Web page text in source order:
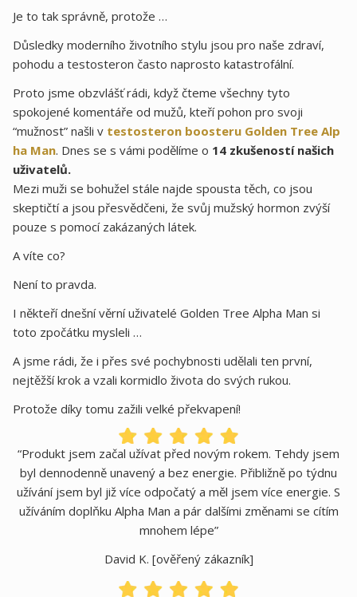
Je to tak správně, protože …
Důsledky moderního životního stylu jsou pro naše zdraví,
pohodu a testosteron často naprosto katastrofální.
Proto jsme obzvlášť rádi, když čteme všechny tyto
spokojené komentáře od mužů, kteří pohon pro svoji
“mužnost” našli v testosteron boosteru Golden Tree Alp
ha Man. Dnes se s vámi podělíme o 14 zkušeností našich
uživatelů.
Mezi muži se bohužel stále najde spousta těch, co jsou
skeptičtí a jsou přesvědčeni, že svůj mužský hormon zvýší
pouze s pomocí zakázaných látek.
A víte co?
Není to pravda.
I někteří dnešní věrní uživatelé Golden Tree Alpha Man si
toto zpočátku mysleli …
A jsme rádi, že i přes své pochybnosti udělali ten první,
nejtěžší krok a vzali kormidlo života do svých rukou.
Protože díky tomu zažili velké překvapení!
“Produkt jsem začal užívat před novým rokem. Tehdy jsem
byl dennodenně unavený a bez energie. Přibližně po týdnu
užívání jsem byl již více odpočatý a měl jsem více energie. S
užíváním doplňku Alpha Man a pár dalšími změnami se cítím
mnohem lépe”
David K. [ověřený zákazník]